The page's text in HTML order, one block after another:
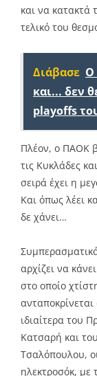
και να κατακτά
τελικό του
Διάβασε Ο
και... δεν
playoffs
Πλέον, ο ΠΑΟΚ
τις Κυκλάδες
σειρά έχει η
Και όπως λέει
δε χάνει…
αρχίζει να
στο οποίο
ιδιαίτερα του
Κατσαρή και
Τσαλόπουλου,
ηλεκτροσόκ, με